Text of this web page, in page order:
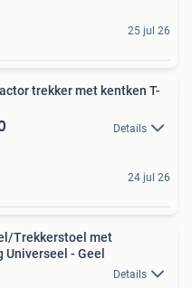
25 jul 26
Details
24 jul 26
Trekkerstoel met
- Geel
Details